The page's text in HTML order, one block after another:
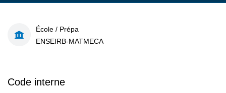
École / Prépa
ENSEIRB-MATMECA
Code interne